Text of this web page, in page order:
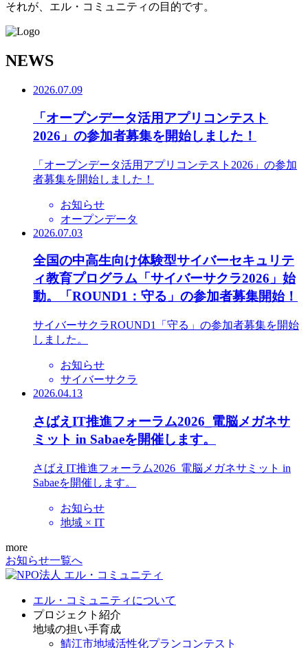
それが、エル・コミュニティの目的です。
NEWS
2026.07.09
「オープンデータ活用アプリコンテスト
2026」の参加者募集を開始しました！
「オープンデータ活用アプリコンテスト2026」の参加
者募集を開始しました！
お知らせ
オープンデータ
2026.07.03
全国の中高生向け体験型サイバーセキュリテ
ィ教育プログラム「サイバーサクラ2026」始
動。「ROUND1：守る」の参加者募集開始！
サイバーサクラROUND1「守る」の参加者募集を開始
しました。
お知らせ
サイバーサクラ
2026.04.13
さばえIT推進フォーラム2026_電脳メガネサ
ミット in Sabaeを開催します。
さばえIT推進フォーラム2026_電脳メガネサミット in
Sabaeを開催します。
お知らせ
地域 × IT
more
お知らせ一覧へ
エル・コミュニティについて
プロジェクト紹介
地域の担い手育成
鯖江市地域活性化プランコンテスト